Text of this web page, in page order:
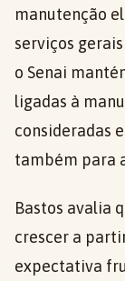
manutenção
serviços
o Senai
ligadas à
consideradas
também para
Bastos avalia
crescer a
expectativa